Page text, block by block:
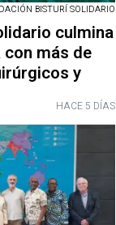
BISTURÍ SOLIDARIO
culmina
con más de
y
HACE 5 DÍAS